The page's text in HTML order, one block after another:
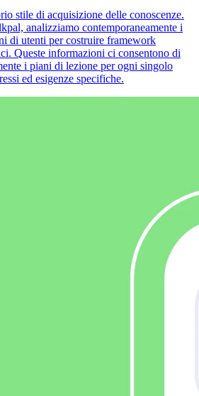
stile di acquisizione delle conoscenze.
analizziamo contemporaneamente i
di utenti per costruire framework
Queste informazioni ci consentono di
i piani di lezione per ogni singolo
ed esigenze specifiche.